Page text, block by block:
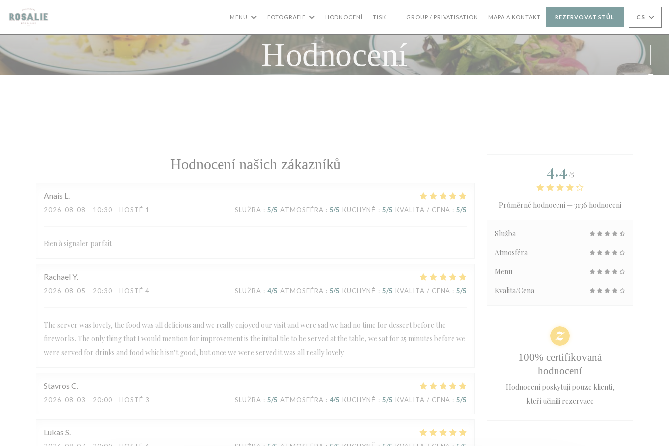
Panel pro správu cookies
MENU FOTOGRAFIE HODNOCENÍ TISK GROUP / PRIVATISATION ((OTEVŘE SE V NOVÉM OKNĚ))
MAPA A KONTAKT REZERVOVAT STŮL CS
Hodnocení
Hodnocení našich zákazníků
Anais L
2026-08-08 - 10:30 - HOSTÉ 1 SLUŽBA : 5/5 ATMOSFÉRA : 5/5 KUCHYNĚ : 5/5 KVALITA / CENA : 5/5
Rien à signaler parfait
Rachael Y
2026-08-05 - 20:30 - HOSTÉ 4 SLUŽBA : 4/5 ATMOSFÉRA : 5/5 KUCHYNĚ : 5/5 KVALITA / CENA : 5/5
The server was lovely, the food was all delicious and we really enjoyed our visit and were sad we had no time for dessert before the
fireworks. The only thing that I would mention for improvement is the initial tile to be served at the table, we sat for 25 minutes before we
were served for drinks and food which isn’t good, but once we were served it was all really lovely
Stavros C
2026-08-03 - 20:00 - HOSTÉ 3 SLUŽBA : 5/5 ATMOSFÉRA : 4/5 KUCHYNĚ : 5/5 KVALITA / CENA : 5/5
Lukas S
4.4 /5
Průměrné hodnocení — 3136 hodnoceni
Služba
Atmosféra
Menu
Kvalita/Cena
100% certifikovaná
hodnocení
Hodnocení poskytují pouze klienti,
kteří učinili rezervace